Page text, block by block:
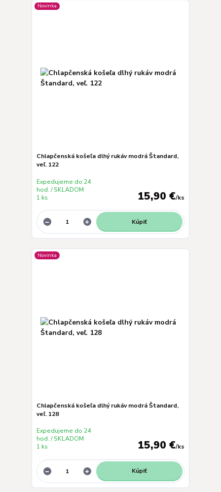
Novinka
Chlapčenská košeľa dlhý rukáv modrá Štandard,
veľ. 122
15,90 €/ks
Expedujeme do 24
hod. / SKLADOM
1 ks
Kúpiť
Novinka
Chlapčenská košeľa dlhý rukáv modrá Štandard,
veľ. 128
15,90 €/ks
Expedujeme do 24
hod. / SKLADOM
1 ks
Kúpiť